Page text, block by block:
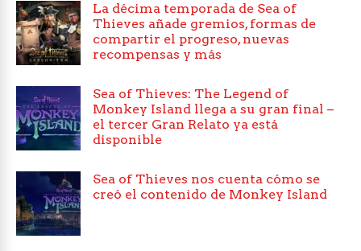
La décima temporada de Sea of
Thieves añade gremios, formas de
compartir el progreso, nuevas
recompensas y más
Sea of Thieves: The Legend of
Monkey Island llega a su gran final –
el tercer Gran Relato ya está
disponible
Sea of Thieves nos cuenta cómo se
creó el contenido de Monkey Island